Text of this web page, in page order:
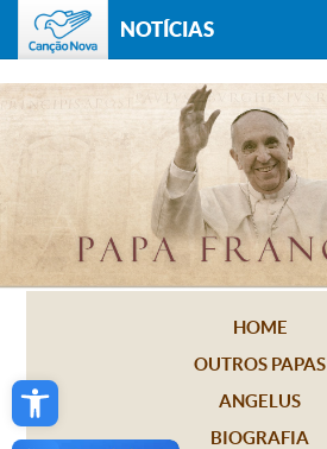
Open toolbar
NOTÍCIAS
HOME
OUTROS PAPAS
ANGELUS
BIOGRAFIA